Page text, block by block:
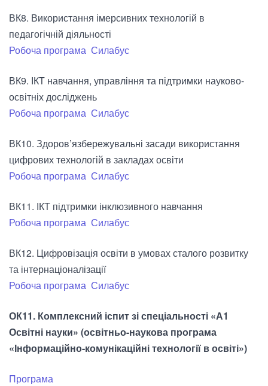
ВК8. Використання імерсивних технологій в
педагогічній діяльності
Робоча програма Силабус
ВК9. ІКТ навчання, управління та підтримки науково-
освітніх досліджень
Робоча програма Силабус
ВК10. Здоров’язбережувальні засади використання
цифрових технологій в закладах освіти
Робоча програма Силабус
ВК11. ІКТ підтримки інклюзивного навчання
Робоча програма Силабус
ВК12. Цифровізація освіти в умовах сталого розвитку
та інтернаціоналізації
Робоча програма Силабус
ОК11. Комплексний іспит зі спеціальності «А1
Освітні науки» (освітньо-наукова програма
«Інформаційно-комунікаційні технології в освіті»)
Програма